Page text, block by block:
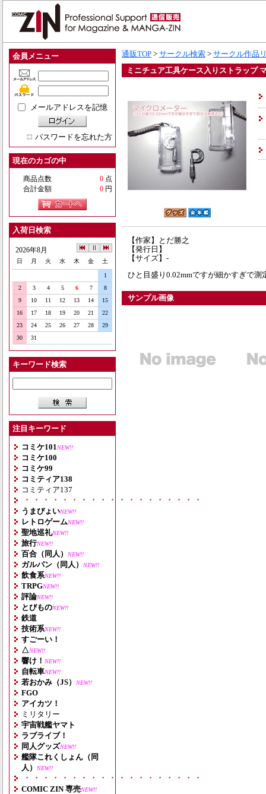
会員メニュー
メールアドレスを記憶
パスワードを忘れた方
現在のカゴの中
商品点数 0 点
合計金額
0 円
入荷日検索
2026年8月
日 月 火 水 木 金 土
1
2
3 4 5 6 7
8
9
10 11 12 13 14
15
16
17 18 19 20 21
22
23
24 25 26 27 28
29
30
31
キーワード検索
注目キーワード
コミケ101 NEW!!
コミケ100
コミケ99
コミティア138
コミティア137
・・・・・・・・・・・・・・・・・・・
うまぴょいNEW!!
レトロゲームNEW!!
聖地巡礼NEW!!
旅行NEW!!
百合（同人） NEW!!
ガルパン（同人） NEW!!
飲食系NEW!!
TRPGNEW!!
評論NEW!!
とびものNEW!!
鉄道
技術系NEW!!
すごーい！
△NEW!!
響け！ NEW!!
自転車NEW!!
若おかみ（JS） NEW!!
FGO
アイカツ！
ミリタリー
宇宙戦艦ヤマト
ラブライブ！
同人グッズNEW!!
艦隊これくしょん（同
人）
NEW!!
・・・・・・・・・・・・・・・・・・・
COMIC ZIN 専売NEW!!
通販TOP > サークル検索 > サークル作品
ミニチュア工具ケース入りストラップ
【作家】とだ勝之
【発行日】
【サイズ】-
ひと目盛り0.02mmですが細かすぎで測
サンプル画像